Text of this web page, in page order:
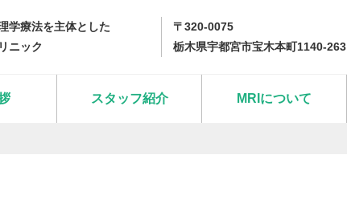
学療法を主体とした
ニック
〒320-0075
栃木県宇都宮市宝木本町1140-263
スタッフ紹介 MRIについて